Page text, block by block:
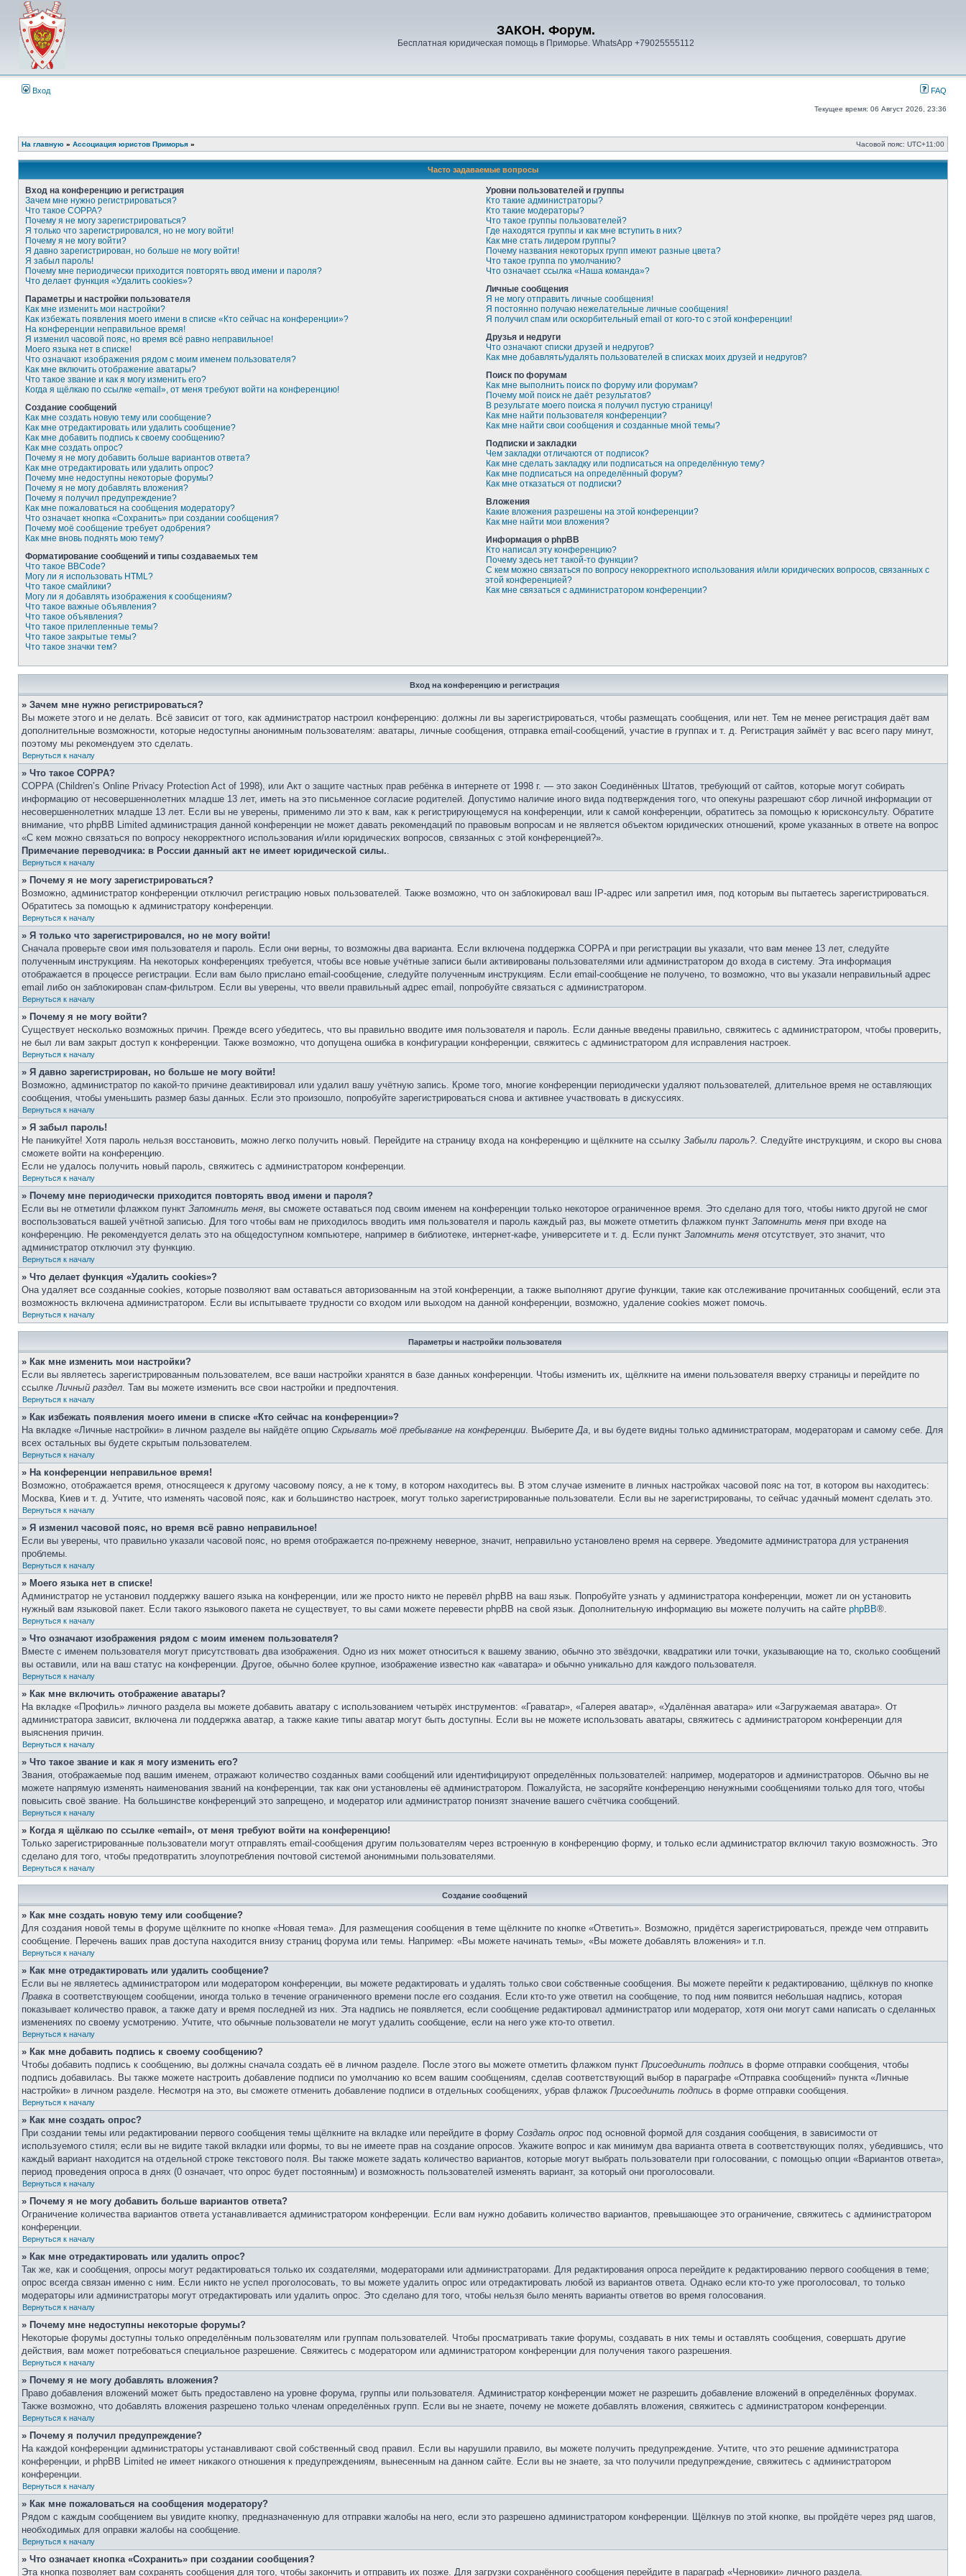
ЗАКОН. Форум.
Бесплатная юридическая помощь в Приморье. WhatsApp +79025555112
Вход FAQ
Текущее время: 06 Август 2026, 23:36
На главную » Ассоциация юристов Приморья » Часовой пояс: UTC+11:00
Часто задаваемые вопросы
Вход на конференцию и регистрация
Зачем мне нужно регистрироваться?
Что такое COPPA?
Почему я не могу зарегистрироваться?
Я только что зарегистрировался, но не могу войти!
Почему я не могу войти?
Я давно зарегистрирован, но больше не могу войти!
Я забыл пароль!
Почему мне периодически приходится повторять ввод имени и пароля?
Что делает функция «Удалить cookies»?
Параметры и настройки пользователя
Как мне изменить мои настройки?
Как избежать появления моего имени в списке «Кто сейчас на конференции»?
На конференции неправильное время!
Я изменил часовой пояс, но время всё равно неправильное!
Моего языка нет в списке!
Что означают изображения рядом с моим именем пользователя?
Как мне включить отображение аватары?
Что такое звание и как я могу изменить его?
Когда я щёлкаю по ссылке «email», от меня требуют войти на конференцию!
Создание сообщений
Как мне создать новую тему или сообщение?
Как мне отредактировать или удалить сообщение?
Как мне добавить подпись к своему сообщению?
Как мне создать опрос?
Почему я не могу добавить больше вариантов ответа?
Как мне отредактировать или удалить опрос?
Почему мне недоступны некоторые форумы?
Почему я не могу добавлять вложения?
Почему я получил предупреждение?
Как мне пожаловаться на сообщения модератору?
Что означает кнопка «Сохранить» при создании сообщения?
Почему моё сообщение требует одобрения?
Как мне вновь поднять мою тему?
Форматирование сообщений и типы создаваемых тем
Что такое BBCode?
Могу ли я использовать HTML?
Что такое смайлики?
Могу ли я добавлять изображения к сообщениям?
Что такое важные объявления?
Что такое объявления?
Что такое прилепленные темы?
Что такое закрытые темы?
Что такое значки тем?
Уровни пользователей и группы
Кто такие администраторы?
Кто такие модераторы?
Что такое группы пользователей?
Где находятся группы и как мне вступить в них?
Как мне стать лидером группы?
Почему названия некоторых групп имеют разные цвета?
Что такое группа по умолчанию?
Что означает ссылка «Наша команда»?
Личные сообщения
Я не могу отправить личные сообщения!
Я постоянно получаю нежелательные личные сообщения!
Я получил спам или оскорбительный email от кого-то с этой конференции!
Друзья и недруги
Что означают списки друзей и недругов?
Как мне добавлять/удалять пользователей в списках моих друзей и недругов?
Поиск по форумам
Как мне выполнить поиск по форуму или форумам?
Почему мой поиск не даёт результатов?
В результате моего поиска я получил пустую страницу!
Как мне найти пользователя конференции?
Как мне найти свои сообщения и созданные мной темы?
Подписки и закладки
Чем закладки отличаются от подписок?
Как мне сделать закладку или подписаться на определённую тему?
Как мне подписаться на определённый форум?
Как мне отказаться от подписки?
Вложения
Какие вложения разрешены на этой конференции?
Как мне найти мои вложения?
Информация о phpBB
Кто написал эту конференцию?
Почему здесь нет такой-то функции?
С кем можно связаться по вопросу некорректного использования и/или юридических вопросов, связанных с
этой конференцией?
Как мне связаться с администратором конференции?
Вход на конференцию и регистрация
» Зачем мне нужно регистрироваться?
Вы можете этого и не делать. Всё зависит от того, как администратор настроил конференцию: должны ли вы зарегистрироваться, чтобы размещать сообщения, или нет. Тем не менее регистрация даёт вам
дополнительные возможности, которые недоступны анонимным пользователям: аватары, личные сообщения, отправка email-сообщений, участие в группах и т. д. Регистрация займёт у вас всего пару минут,
поэтому мы рекомендуем это сделать.
Вернуться к началу
» Что такое COPPA?
COPPA (Children’s Online Privacy Protection Act of 1998), или Акт о защите частных прав ребёнка в интернете от 1998 г. — это закон Соединённых Штатов, требующий от сайтов, которые могут собирать
информацию от несовершеннолетних младше 13 лет, иметь на это письменное согласие родителей. Допустимо наличие иного вида подтверждения того, что опекуны разрешают сбор личной информации от
несовершеннолетних младше 13 лет. Если вы не уверены, применимо ли это к вам, как к регистрирующемуся на конференции, или к самой конференции, обратитесь за помощью к юрисконсульту. Обратите
внимание, что phpBB Limited администрация данной конференции не может давать рекомендаций по правовым вопросам и не является объектом юридических отношений, кроме указанных в ответе на вопрос
«С кем можно связаться по вопросу некорректного использования и/или юридических вопросов, связанных с этой конференцией?».
Примечание переводчика: в России данный акт не имеет юридической силы..
Вернуться к началу
» Почему я не могу зарегистрироваться?
Возможно, администратор конференции отключил регистрацию новых пользователей. Также возможно, что он заблокировал ваш IP-адрес или запретил имя, под которым вы пытаетесь зарегистрироваться.
Обратитесь за помощью к администратору конференции.
Вернуться к началу
» Я только что зарегистрировался, но не могу войти!
Сначала проверьте свои имя пользователя и пароль. Если они верны, то возможны два варианта. Если включена поддержка COPPA и при регистрации вы указали, что вам менее 13 лет, следуйте
полученным инструкциям. На некоторых конференциях требуется, чтобы все новые учётные записи были активированы пользователями или администратором до входа в систему. Эта информация
отображается в процессе регистрации. Если вам было прислано email-сообщение, следуйте полученным инструкциям. Если email-сообщение не получено, то возможно, что вы указали неправильный адрес
email либо он заблокирован спам-фильтром. Если вы уверены, что ввели правильный адрес email, попробуйте связаться с администратором.
Вернуться к началу
» Почему я не могу войти?
Существует несколько возможных причин. Прежде всего убедитесь, что вы правильно вводите имя пользователя и пароль. Если данные введены правильно, свяжитесь с администратором, чтобы проверить,
не был ли вам закрыт доступ к конференции. Также возможно, что допущена ошибка в конфигурации конференции, свяжитесь с администратором для исправления настроек.
Вернуться к началу
» Я давно зарегистрирован, но больше не могу войти!
Возможно, администратор по какой-то причине деактивировал или удалил вашу учётную запись. Кроме того, многие конференции периодически удаляют пользователей, длительное время не оставляющих
сообщения, чтобы уменьшить размер базы данных. Если это произошло, попробуйте зарегистрироваться снова и активнее участвовать в дискуссиях.
Вернуться к началу
» Я забыл пароль!
Не паникуйте! Хотя пароль нельзя восстановить, можно легко получить новый. Перейдите на страницу входа на конференцию и щёлкните на ссылку Забыли пароль?. Следуйте инструкциям, и скоро вы снова
сможете войти на конференцию.
Если не удалось получить новый пароль, свяжитесь с администратором конференции.
Вернуться к началу
» Почему мне периодически приходится повторять ввод имени и пароля?
Если вы не отметили флажком пункт Запомнить меня, вы сможете оставаться под своим именем на конференции только некоторое ограниченное время. Это сделано для того, чтобы никто другой не смог
воспользоваться вашей учётной записью. Для того чтобы вам не приходилось вводить имя пользователя и пароль каждый раз, вы можете отметить флажком пункт Запомнить меня при входе на
конференцию. Не рекомендуется делать это на общедоступном компьютере, например в библиотеке, интернет-кафе, университете и т. д. Если пункт Запомнить меня отсутствует, это значит, что
администратор отключил эту функцию.
Вернуться к началу
» Что делает функция «Удалить cookies»?
Она удаляет все созданные cookies, которые позволяют вам оставаться авторизованным на этой конференции, а также выполняют другие функции, такие как отслеживание прочитанных сообщений, если эта
возможность включена администратором. Если вы испытываете трудности со входом или выходом на данной конференции, возможно, удаление cookies может помочь.
Вернуться к началу
Параметры и настройки пользователя
» Как мне изменить мои настройки?
Если вы являетесь зарегистрированным пользователем, все ваши настройки хранятся в базе данных конференции. Чтобы изменить их, щёлкните на имени пользователя вверху страницы и перейдите по
ссылкеЛичный раздел. Там вы можете изменить все свои настройки и предпочтения.
Вернуться к началу
» Как избежать появления моего имени в списке «Кто сейчас на конференции»?
На вкладке «Личные настройки» в личном разделе вы найдёте опцию Скрывать моё пребывание на конференции. ВыберитеДа, и вы будете видны только администраторам, модераторам и самому себе. Для
всех остальных вы будете скрытым пользователем.
Вернуться к началу
» На конференции неправильное время!
Возможно, отображается время, относящееся к другому часовому поясу, а не к тому, в котором находитесь вы. В этом случае измените в личных настройках часовой пояс на тот, в котором вы находитесь:
Москва, Киев и т. д. Учтите, что изменять часовой пояс, как и большинство настроек, могут только зарегистрированные пользователи. Если вы не зарегистрированы, то сейчас удачный момент сделать это.
Вернуться к началу
» Я изменил часовой пояс, но время всё равно неправильное!
Если вы уверены, что правильно указали часовой пояс, но время отображается по-прежнему неверное, значит, неправильно установлено время на сервере. Уведомите администратора для устранения
проблемы.
Вернуться к началу
» Моего языка нет в списке!
Администратор не установил поддержку вашего языка на конференции, или же просто никто не перевёл phpBB на ваш язык. Попробуйте узнать у администратора конференции, может ли он установить
нужный вам языковой пакет. Если такого языкового пакета не существует, то вы сами можете перевести phpBB на свой язык. Дополнительную информацию вы можете получить на сайте phpBB®.
Вернуться к началу
» Что означают изображения рядом с моим именем пользователя?
Вместе с именем пользователя могут присутствовать два изображения. Одно из них может относиться к вашему званию, обычно это звёздочки, квадратики или точки, указывающие на то, сколько сообщений
вы оставили, или на ваш статус на конференции. Другое, обычно более крупное, изображение известно как «аватара» и обычно уникально для каждого пользователя.
Вернуться к началу
» Как мне включить отображение аватары?
На вкладке «Профиль» личного раздела вы можете добавить аватару с использованием четырёх инструментов: «Граватар», «Галерея аватар», «Удалённая аватара» или «Загружаемая аватара». От
администратора зависит, включена ли поддержка аватар, а также какие типы аватар могут быть доступны. Если вы не можете использовать аватары, свяжитесь с администратором конференции для
выяснения причин.
Вернуться к началу
» Что такое звание и как я могу изменить его?
Звания, отображаемые под вашим именем, отражают количество созданных вами сообщений или идентифицируют определённых пользователей: например, модераторов и администраторов. Обычно вы не
можете напрямую изменять наименования званий на конференции, так как они установлены её администратором. Пожалуйста, не засоряйте конференцию ненужными сообщениями только для того, чтобы
повысить своё звание. На большинстве конференций это запрещено, и модератор или администратор понизят значение вашего счётчика сообщений.
Вернуться к началу
» Когда я щёлкаю по ссылке «email», от меня требуют войти на конференцию!
Только зарегистрированные пользователи могут отправлять email-сообщения другим пользователям через встроенную в конференцию форму, и только если администратор включил такую возможность. Это
сделано для того, чтобы предотвратить злоупотребления почтовой системой анонимными пользователями.
Вернуться к началу
Создание сообщений
» Как мне создать новую тему или сообщение?
Для создания новой темы в форуме щёлкните по кнопке «Новая тема». Для размещения сообщения в теме щёлкните по кнопке «Ответить». Возможно, придётся зарегистрироваться, прежде чем отправить
сообщение. Перечень ваших прав доступа находится внизу страниц форума или темы. Например: «Вы можете начинать темы», «Вы можете добавлять вложения» и т.п.
Вернуться к началу
» Как мне отредактировать или удалить сообщение?
Если вы не являетесь администратором или модератором конференции, вы можете редактировать и удалять только свои собственные сообщения. Вы можете перейти к редактированию, щёлкнув по кнопке
Правка в соответствующем сообщении, иногда только в течение ограниченного времени после его создания. Если кто-то уже ответил на сообщение, то под ним появится небольшая надпись, которая
показывает количество правок, а также дату и время последней из них. Эта надпись не появляется, если сообщение редактировал администратор или модератор, хотя они могут сами написать о сделанных
изменениях по своему усмотрению. Учтите, что обычные пользователи не могут удалить сообщение, если на него уже кто-то ответил.
Вернуться к началу
» Как мне добавить подпись к своему сообщению?
Чтобы добавить подпись к сообщению, вы должны сначала создать её в личном разделе. После этого вы можете отметить флажком пункт Присоединить подпись в форме отправки сообщения, чтобы
подпись добавилась. Вы также можете настроить добавление подписи по умолчанию ко всем вашим сообщениям, сделав соответствующий выбор в параграфе «Отправка сообщений» пункта «Личные
настройки» в личном разделе. Несмотря на это, вы сможете отменить добавление подписи в отдельных сообщениях, убрав флажок Присоединить подпись в форме отправки сообщения.
Вернуться к началу
» Как мне создать опрос?
При создании темы или редактировании первого сообщения темы щёлкните на вкладке или перейдите в форму Создать опрос под основной формой для создания сообщения, в зависимости от
используемого стиля; если вы не видите такой вкладки или формы, то вы не имеете прав на создание опросов. Укажите вопрос и как минимум два варианта ответа в соответствующих полях, убедившись, что
каждый вариант находится на отдельной строке текстового поля. Вы также можете задать количество вариантов, которые могут выбрать пользователи при голосовании, с помощью опции «Вариантов ответа»,
период проведения опроса в днях (0 означает, что опрос будет постоянным) и возможность пользователей изменять вариант, за который они проголосовали.
Вернуться к началу
» Почему я не могу добавить больше вариантов ответа?
Ограничение количества вариантов ответа устанавливается администратором конференции. Если вам нужно добавить количество вариантов, превышающее это ограничение, свяжитесь с администратором
конференции.
Вернуться к началу
» Как мне отредактировать или удалить опрос?
Так же, как и сообщения, опросы могут редактироваться только их создателями, модераторами или администраторами. Для редактирования опроса перейдите к редактированию первого сообщения в теме;
опрос всегда связан именно с ним. Если никто не успел проголосовать, то вы можете удалить опрос или отредактировать любой из вариантов ответа. Однако если кто-то уже проголосовал, то только
модераторы или администраторы могут отредактировать или удалить опрос. Это сделано для того, чтобы нельзя было менять варианты ответов во время голосования.
Вернуться к началу
» Почему мне недоступны некоторые форумы?
Некоторые форумы доступны только определённым пользователям или группам пользователей. Чтобы просматривать такие форумы, создавать в них темы и оставлять сообщения, совершать другие
действия, вам может потребоваться специальное разрешение. Свяжитесь с модератором или администратором конференции для получения такого разрешения.
Вернуться к началу
» Почему я не могу добавлять вложения?
Право добавления вложений может быть предоставлено на уровне форума, группы или пользователя. Администратор конференции может не разрешить добавление вложений в определённых форумах.
Также возможно, что добавлять вложения разрешено только членам определённых групп. Если вы не знаете, почему не можете добавлять вложения, свяжитесь с администратором конференции.
Вернуться к началу
» Почему я получил предупреждение?
На каждой конференции администраторы устанавливают свой собственный свод правил. Если вы нарушили правило, вы можете получить предупреждение. Учтите, что это решение администратора
конференции, и phpBB Limited не имеет никакого отношения к предупреждениям, вынесенным на данном сайте. Если вы не знаете, за что получили предупреждение, свяжитесь с администратором
конференции.
Вернуться к началу
» Как мне пожаловаться на сообщения модератору?
Рядом с каждым сообщением вы увидите кнопку, предназначенную для отправки жалобы на него, если это разрешено администратором конференции. Щёлкнув по этой кнопке, вы пройдёте через ряд шагов,
необходимых для оправки жалобы на сообщение.
Вернуться к началу
» Что означает кнопка «Сохранить» при создании сообщения?
Эта кнопка позволяет вам сохранять сообщения для того, чтобы закончить и отправить их позже. Для загрузки сохранённого сообщения перейдите в параграф «Черновики» личного раздела.